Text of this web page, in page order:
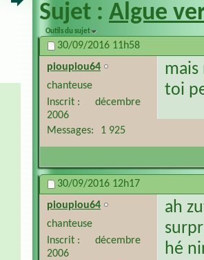
Sujet : Algue
Outils du sujet
30/09/2016 11h58
pioupiou64
chanteuse
Inscrit
décembre
2006
Messages
1 925
mais
toi
30/09/2016 12h17
pioupiou64
chanteuse
Inscrit
décembre
2006
ah
hé